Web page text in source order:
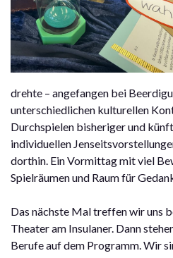
drehte – angefangen bei
unterschiedlichen kulturellen
Durchspielen bisheriger und
individuellen
dorthin. Ein Vormittag mit viel
Spielräumen und Raum für
Das nächste Mal treffen wir uns
Theater am Insulaner. Dann
Berufe auf dem Programm. Wir